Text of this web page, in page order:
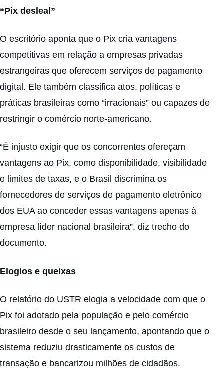
“Pix desleal”
O escritório aponta que o Pix cria vantagens
competitivas em relação a empresas privadas
estrangeiras que oferecem serviços de pagamento
digital. Ele também classifica atos, políticas e
práticas brasileiras como “irracionais” ou capazes de
restringir o comércio norte-americano.
“É injusto exigir que os concorrentes ofereçam
vantagens ao Pix, como disponibilidade, visibilidade
e limites de taxas, e o Brasil discrimina os
fornecedores de serviços de pagamento eletrônico
dos EUA ao conceder essas vantagens apenas à
empresa líder nacional brasileira”, diz trecho do
documento.
Elogios e queixas
O relatório do USTR elogia a velocidade com que o
Pix foi adotado pela população e pelo comércio
brasileiro desde o seu lançamento, apontando que o
sistema reduziu drasticamente os custos de
transação e bancarizou milhões de cidadãos.